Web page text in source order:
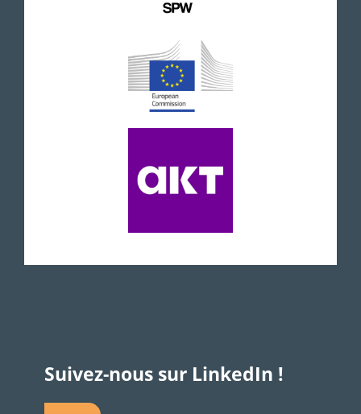
Suivez-nous sur LinkedIn !